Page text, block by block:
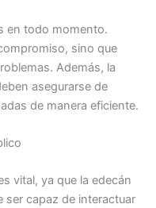
en todo momento.
sino que
Además, la
asegurarse de
de manera eficiente.
vital, ya que la edecán
ser capaz de interactuar